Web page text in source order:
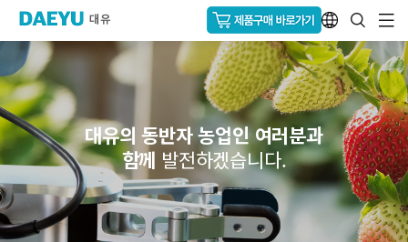
대유의 동반자 농업인 여러분과
함께 발전하겠습니다.